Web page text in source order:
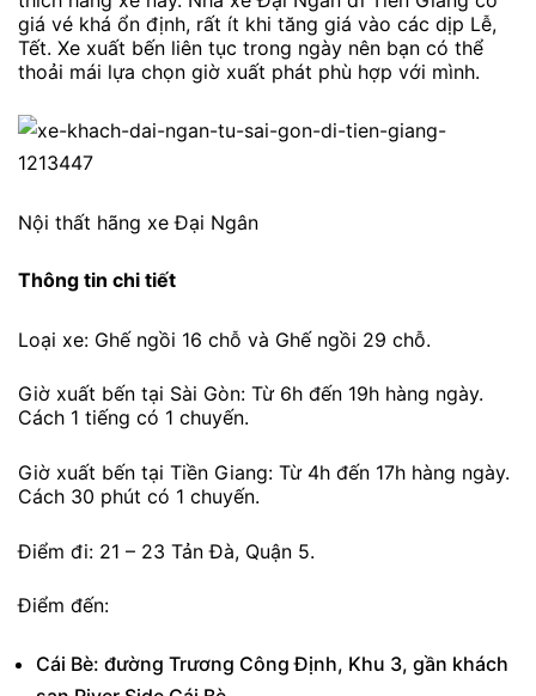
giá vé khá ổn định, rất ít khi tăng giá vào các dịp Lễ,
Tết. Xe xuất bến liên tục trong ngày nên bạn có thể
thoải mái lựa chọn giờ xuất phát phù hợp với mình.
Nội thất hãng xe Đại Ngân
Thông tin chi tiết
Loại xe: Ghế ngồi 16 chỗ và Ghế ngồi 29 chỗ.
Giờ xuất bến tại Sài Gòn: Từ 6h đến 19h hàng ngày.
Cách 1 tiếng có 1 chuyến.
Giờ xuất bến tại Tiền Giang: Từ 4h đến 17h hàng ngày.
Cách 30 phút có 1 chuyến.
Điểm đi: 21 – 23 Tản Đà, Quận 5.
Điểm đến:
Cái Bè: đường Trương Công Định, Khu 3, gần khách